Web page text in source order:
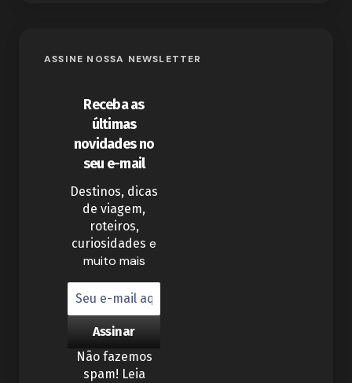
ASSINE NOSSA NEWSLETTER
Receba as
últimas
novidades no
seu e-mail
Destinos, dicas
de viagem,
roteiros,
curiosidades e
muito mais
Não fazemos
spam! Leia